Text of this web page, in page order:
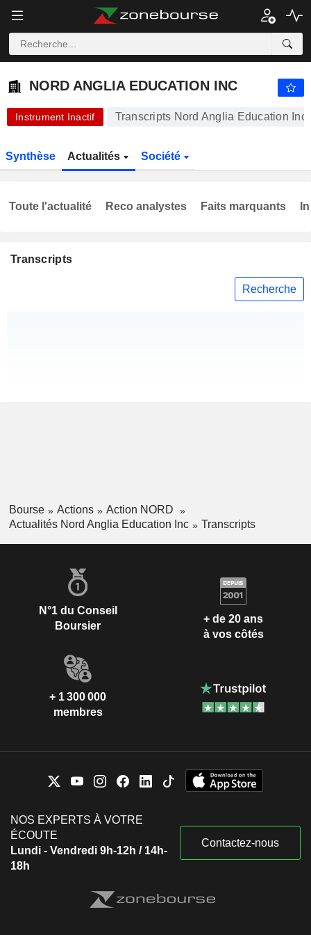
NORD ANGLIA EDUCATION INC - $ -
NORD ANGLIA EDUCATION INC
Instrument Inactif Transcripts Nord Anglia Education Inc
Synthèse Actualités Société
Transcripts
Recherche
Toute l'actualité Reco analystes Faits marquants
Bourse Actions
Action NORD
Actualités Nord Anglia Education Inc
Transcripts
N°1 du Conseil
Boursier
+ de 20 ans
à vos côtés
+ 1 300 000
membres
NOS EXPERTS À VOTRE
ÉCOUTE
Lundi - Vendredi 9h-12h / 14h-
18h
Contactez-nous